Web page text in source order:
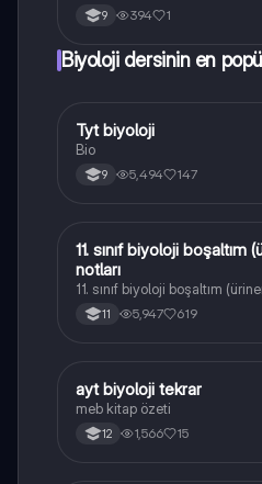
9 394 1
Biyoloji dersinin en
Biyoloji
Tyt biyoloji
Bio
9 5,494 147
Biyoloji
11. sınıf biyoloji
notları
11. sınıf biyoloji boşaltım
11 5,947 619
Biyoloji
ayt biyoloji tekrar
meb kitap özeti
12 1,566 15